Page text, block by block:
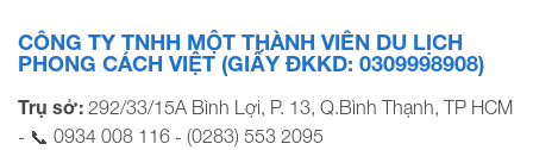
CÔNG TY TNHH MỘT THÀNH VIÊN DU LỊCH
PHONG CÁCH VIỆT (GIẤY ĐKKD: 0309998908)
Trụ sở: 292/33/15A Bình Lợi, P. 13, Q.Bình Thạnh, TP HCM
- 📞 0934 008 116 - (0283) 553 2095